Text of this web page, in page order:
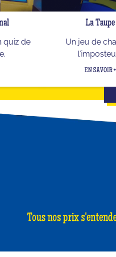
quiz de
La Taupe
Un jeu de
EN SAVOIR +
Tous nos prix